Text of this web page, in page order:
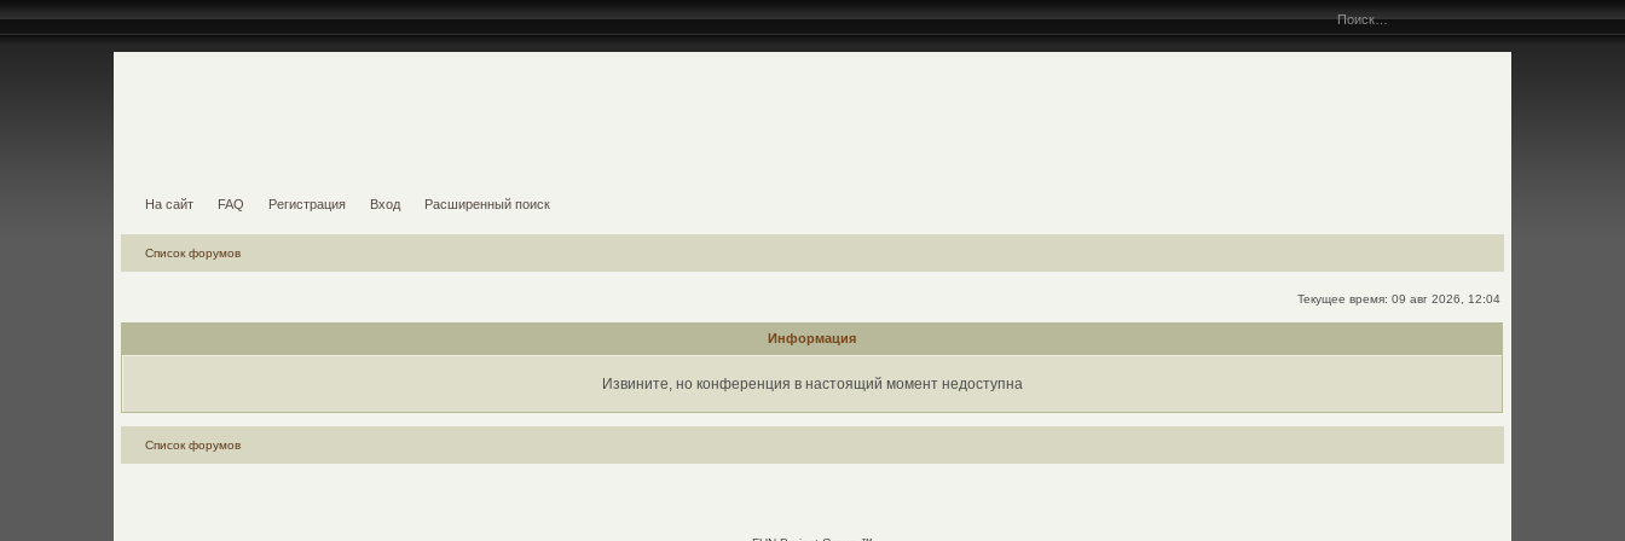
На сайт FAQ Регистрация Вход Расширенный поиск
Список форумов
Текущее время: 09 авг 2026, 12:04
Информация
Извините, но конференция в настоящий момент недоступна
Список форумов